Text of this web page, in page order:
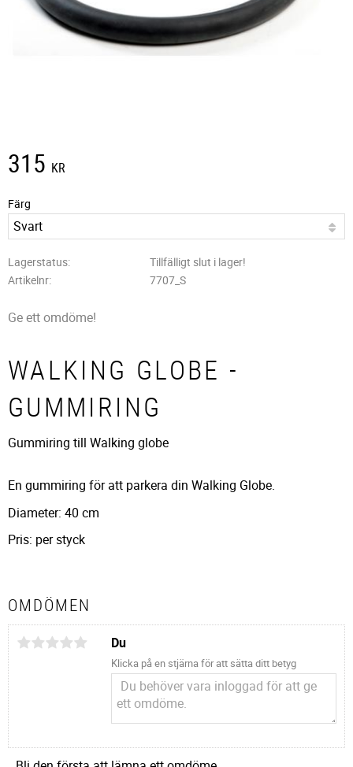
315 KR
Färg
Lagerstatus
Tillfälligt slut i lager!
Artikelnr
7707_S
Ge ett omdöme!
WALKING GLOBE -
GUMMIRING
Gummiring till Walking globe
En gummiring för att parkera din Walking Globe.
Diameter: 40 cm
Pris: per styck
OMDÖMEN
Du
Klicka på en stjärna för att sätta ditt betyg